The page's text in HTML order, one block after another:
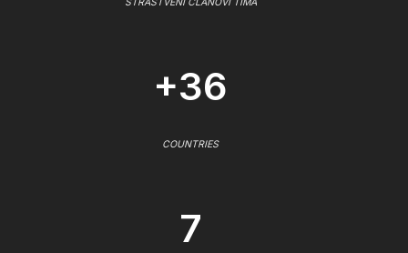
+36
COUNTRIES
7